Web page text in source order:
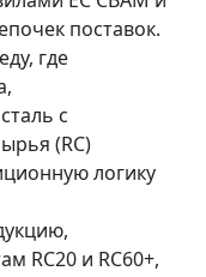
поставок.
где
с
(RC)
логику
RC20 и RC60+,